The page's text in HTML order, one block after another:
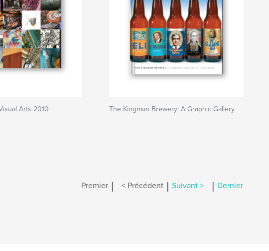
Arts 2010 The Kingman Brewery: A Graphic Gallery
Premier | < Précédent | Suivant > | Dernier